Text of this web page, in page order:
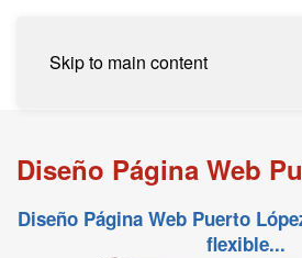
Skip to main content
Diseño Página Web
Diseño Página Web Puerto
flexible...